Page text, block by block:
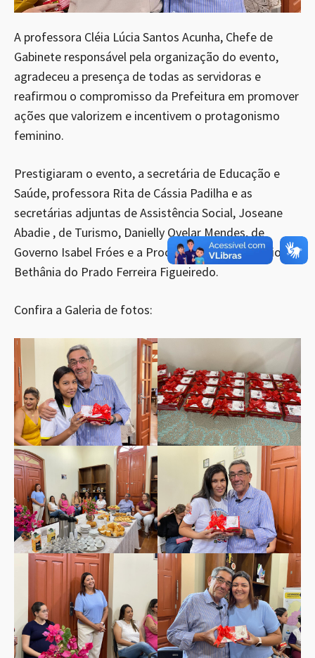
A professora Cléia Lúcia Santos Acunha, Chefe de
Gabinete responsável pela organização do evento,
agradeceu a presença de todas as servidoras e
reafirmou o compromisso da Prefeitura em promover
ações que valorizem e incentivem o protagonismo
feminino.
Prestigiaram o evento, a secretária de Educação e
Saúde, professora Rita de Cássia Padilha e as
secretárias adjuntas de Assistência Social, Joseane
Abadie , de Turismo, Danielly Ovelar Mendes, de
Governo Isabel Fróes e a Procuradora do Município,
Bethânia do Prado Ferreira Figueiredo.
Confira a Galeria de fotos: